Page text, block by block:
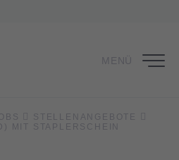
MENÜ
STELLENANGEBOTE
MIT STAPLERSCHEIN